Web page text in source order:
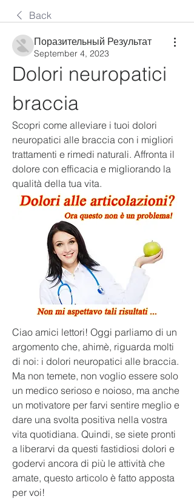
Back
Поразительный Результат
September 4, 2023
Dolori neuropatici
braccia
Scopri come alleviare i tuoi dolori
neuropatici alle braccia con i migliori
trattamenti e rimedi naturali. Affronta il
dolore con efficacia e migliorando la
qualità della tua vita.
Ciao amici lettori! Oggi parliamo di un
argomento che, ahimè, riguarda molti
di noi: i dolori neuropatici alle braccia.
Ma non temete, non voglio essere solo
un medico serioso e noioso, ma anche
un motivatore per farvi sentire meglio e
dare una svolta positiva nella vostra
vita quotidiana. Quindi, se siete pronti
a liberarvi da questi fastidiosi dolori e
godervi ancora di più le attività che
amate, questo articolo è fatto apposta
per voi!